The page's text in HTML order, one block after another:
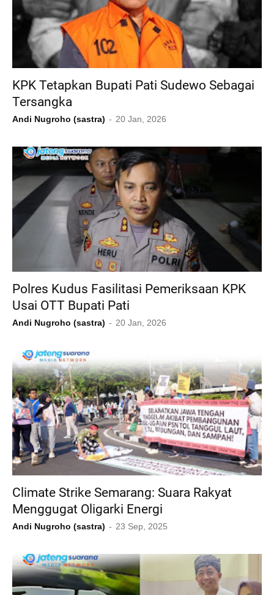
KPK Tetapkan Bupati Pati Sudewo Sebagai
Tersangka
Andi Nugroho (sastra) 20 Jan, 2026
Polres Kudus Fasilitasi Pemeriksaan KPK
Usai OTT Bupati Pati
Andi Nugroho (sastra) 20 Jan, 2026
Climate Strike Semarang: Suara Rakyat
Menggugat Oligarki Energi
Andi Nugroho (sastra) 23 Sep, 2025